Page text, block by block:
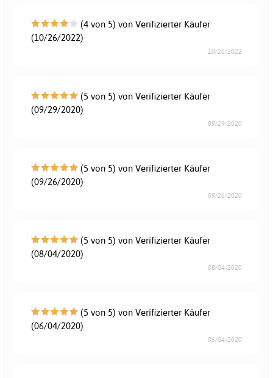
(4 von 5) von Verifizierter Käufer
(10/26/2022)
10/26/2022
(5 von 5) von Verifizierter Käufer
(09/29/2020)
09/29/2020
(5 von 5) von Verifizierter Käufer
(09/26/2020)
09/26/2020
(5 von 5) von Verifizierter Käufer
(08/04/2020)
08/04/2020
(5 von 5) von Verifizierter Käufer
(06/04/2020)
06/04/2020